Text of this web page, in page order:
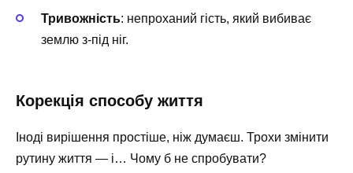
Тривожність: непроханий гість, який вибиває
землю з-під ніг.
Корекція способу життя
Іноді вирішення простіше, ніж думаєш. Трохи змінити
рутину життя — і… Чому б не спробувати?